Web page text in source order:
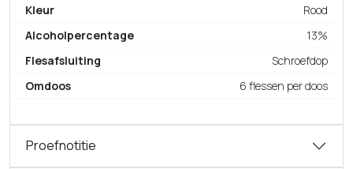
Kleur
Rood
Alcoholpercentage
13%
Flesafsluiting
Schroefdop
Omdoos
6 flessen per doos
Proefnotitie